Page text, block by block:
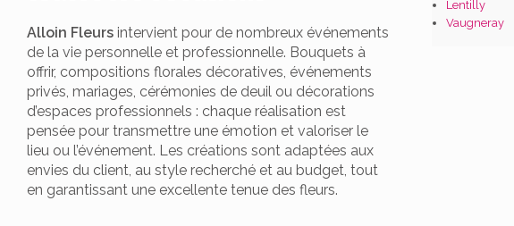
Alloin Fleurs intervient pour de nombreux événements
de la vie personnelle et professionnelle. Bouquets à
offrir, compositions florales décoratives, événements
privés, mariages, cérémonies de deuil ou décorations
d’espaces professionnels : chaque réalisation est
pensée pour transmettre une émotion et valoriser le
lieu ou l’événement. Les créations sont adaptées aux
envies du client, au style recherché et au budget, tout
en garantissant une excellente tenue des fleurs.
Lentilly
Vaugneray